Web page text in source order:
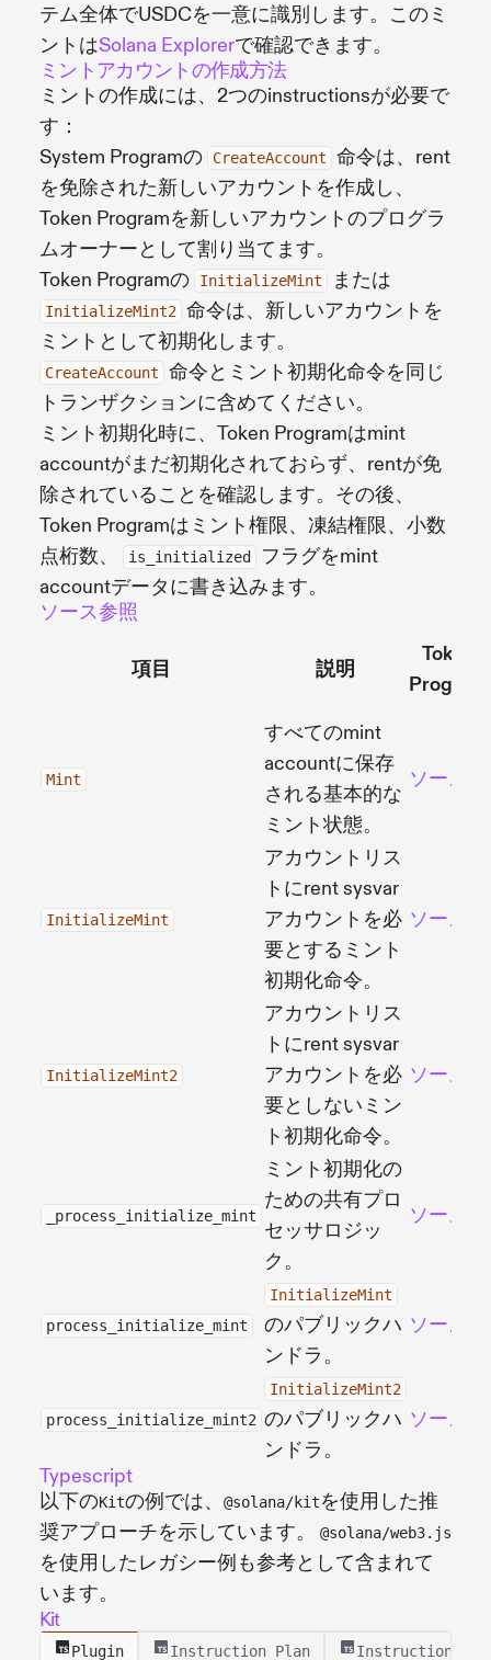
テム全体でUSDCを一意に識別します。このミ
ントはSolana Explorerで確認できます。
ミントアカウントの作成方法
ミントの作成には、2つのinstructionsが必要で
す：
System Programの
CreateAccount
命令は、rent
を免除された新しいアカウントを作成し、
Token Programを新しいアカウントのプログラ
ムオーナーとして割り当てます。
Token Programの
InitializeMint または
InitializeMint2 命令は、新しいアカウントを
ミントとして初期化します。
CreateAccount
命令とミント初期化命令を同じ
トランザクションに含めてください。
ミント初期化時に、Token Programはmint
accountがまだ初期化されておらず、rentが免
除されていることを確認します。その後、
Token Programはミント権限、凍結権限、小数
点桁数、
is_initialized
フラグをmint
accountデータに書き込みます。
ソース参照
項目 説明
Token
Program
Mint
すべてのmint
accountに保存
される基本的な
ミント状態。
ソース
InitializeMint
アカウントリス
トにrent sysvar
アカウントを必
要とするミント
初期化命令。
ソース
InitializeMint2
アカウントリス
トにrent sysvar
アカウントを必
要としないミン
ト初期化命令。
ソース
_process_initialize_mint
ミント初期化の
ための共有プロ
セッサロジッ
ク。
ソース
process_initialize_mint
InitializeMint
のパブリックハ
ンドラ。
ソース
process_initialize_mint2
InitializeMint2
のパブリックハ
ンドラ。
ソース
Typescript
以下のKitの例では、 @solana/kitを使用した推
奨アプローチを示しています。
@solana/web3.js
を使用したレガシー例も参考として含まれて
います。
Kit
Plugin Instruction Plan Instructions